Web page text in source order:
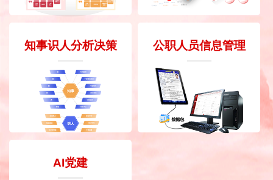
知事识人分析决策 公职人员信息管理
AI党建